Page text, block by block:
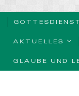
AKTUELLES
GLAUBE UND